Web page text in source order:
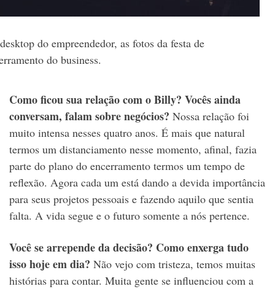
do empreendedor, as fotos da festa de
do business.
Como ficou sua relação com o Billy? Vocês ainda
conversam, falam sobre negócios? Nossa relação foi
muito intensa nesses quatro anos. É mais que natural
termos um distanciamento nesse momento, afinal, fazia
parte do plano do encerramento termos um tempo de
reflexão. Agora cada um está dando a devida importância
para seus projetos pessoais e fazendo aquilo que sentia
falta. A vida segue e o futuro somente a nós pertence.
Você se arrepende da decisão? Como enxerga tudo
isso hoje em dia? Não vejo com tristeza, temos muitas
histórias para contar. Muita gente se influenciou com a